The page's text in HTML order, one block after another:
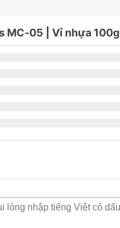
MC-05 | Vỉ nhựa 100g